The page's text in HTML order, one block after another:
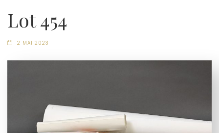
Lot 454
2 MAI 2023